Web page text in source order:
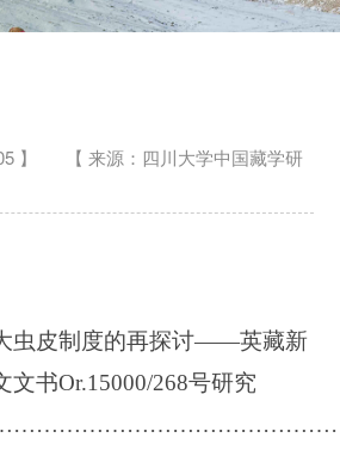
】
【 来源：四川大学中国藏学研
虫皮制度的再探讨——英藏新
文书Or.15000/268号研究